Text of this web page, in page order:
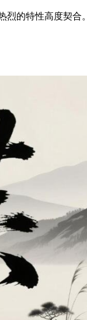
烈的特性高度契合。